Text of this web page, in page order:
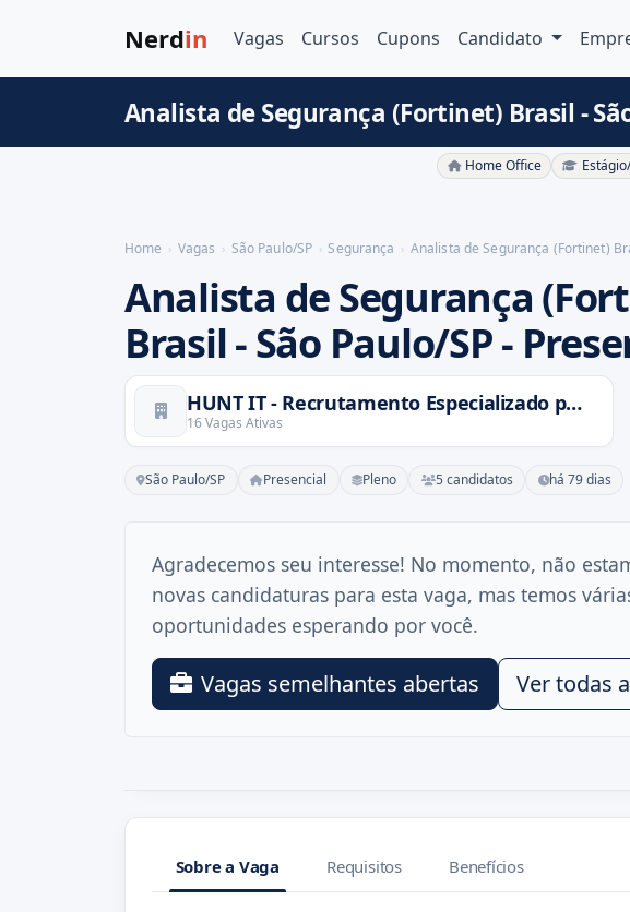
Nerdin Vagas Cursos Cupons Candidato
Analista de Segurança (Fortinet) Brasil -
Home Office
Home Vagas São Paulo/SP Segurança Analista de Segurança (Fortinet)
Analista de Segurança
Brasil - São Paulo/SP -
HUNT IT - Recrutamento Especializado para TI
16 Vagas Ativas
São Paulo/SP Presencial Pleno 5 candidatos há 79 dias
Agradecemos seu interesse! No momento, não
novas candidaturas para esta vaga, mas temos
oportunidades esperando por você.
Vagas semelhantes abertas Ver todas
Sobre a Vaga Requisitos Benefícios